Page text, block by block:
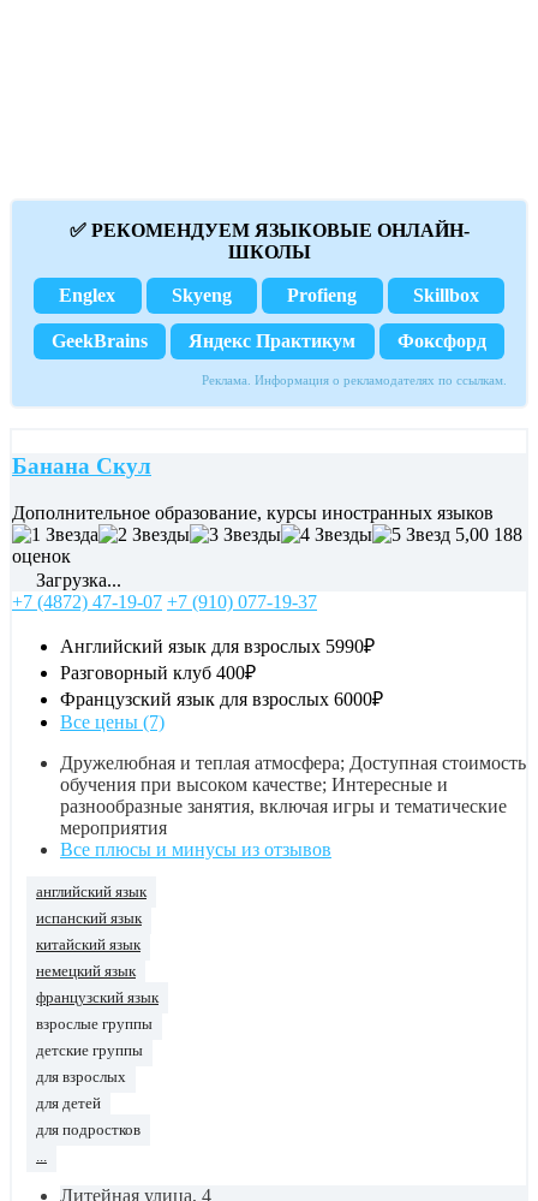
✅ РЕКОМЕНДУЕМ ЯЗЫКОВЫЕ ОНЛАЙН-
ШКОЛЫ
Englex Skyeng Profieng Skillbox
GeekBrains Яндекс Практикум Фоксфорд
Реклама. Информация о рекламодателях по ссылкам.
Банана Скул
Дополнительное образование, курсы иностранных языков
5,00 188
оценок
Загрузка...
+7 (4872) 47-19-07 +7 (910) 077-19-37
Английский язык для взрослых 5990₽
Разговорный клуб 400₽
Французский язык для взрослых 6000₽
Все цены (7)
Дружелюбная и теплая атмосфера; Доступная стоимость
обучения при высоком качестве; Интересные и
разнообразные занятия, включая игры и тематические
мероприятия
Все плюсы и минусы из отзывов
английский язык
испанский язык
китайский язык
немецкий язык
французский язык
взрослые группы
детские группы
для взрослых
для детей
для подростков
Литейная улица, 4